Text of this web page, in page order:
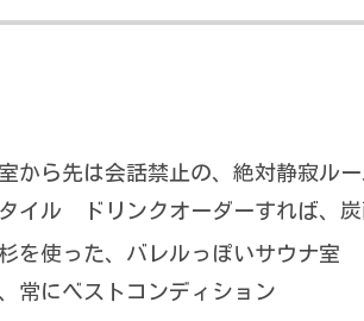
から先は会話禁止の、絶対静寂ル
イル ドリンクオーダーすれば、
を使った、バレルっぽいサウナ室
常にベストコンディション